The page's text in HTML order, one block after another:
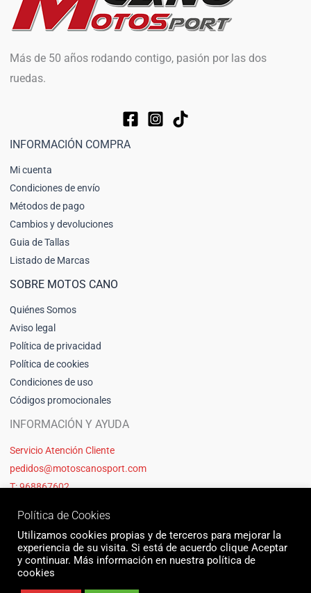
Más de 50 años rodando contigo, pasión por las dos
ruedas.
INFORMACIÓN COMPRA
Mi cuenta
Condiciones de envío
Métodos de pago
Cambios y devoluciones
Guia de Tallas
Listado de Marcas
SOBRE MOTOS CANO
Quiénes Somos
Aviso legal
Política de privacidad
Política de cookies
Condiciones de uso
Códigos promocionales
INFORMACIÓN Y AYUDA
Servicio Atención Cliente
pedidos@motoscanosport.com
T: 968867602
Política de Cookies
Utilizamos cookies propias y de terceros para mejorar la
experiencia de su visita. Si está de acuerdo clique Aceptar
y continuar. Más información en nuestra política de
cookies